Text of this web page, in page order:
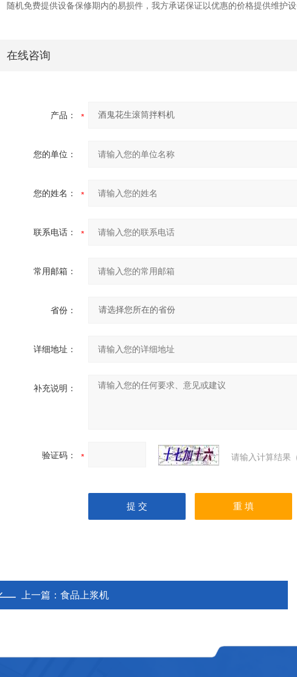
、 随机免费提供设备保修期内的易损件，我方承诺保证以优惠的价格提供维护设
在线咨询
产品：
您的单位：
您的姓名：
联系电话：
常用邮箱：
省份：
详细地址：
补充说明：
验证码： 请输入计算结果
上一篇： 食品上浆机